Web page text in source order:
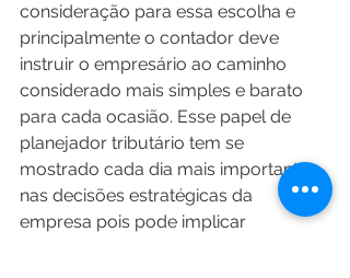
consideração para essa escolha e
principalmente o contador deve
instruir o empresário ao caminho
considerado mais simples e barato
para cada ocasião. Esse papel de
planejador tributário tem se
mostrado cada dia mais importante
nas decisões estratégicas da
empresa pois pode implicar